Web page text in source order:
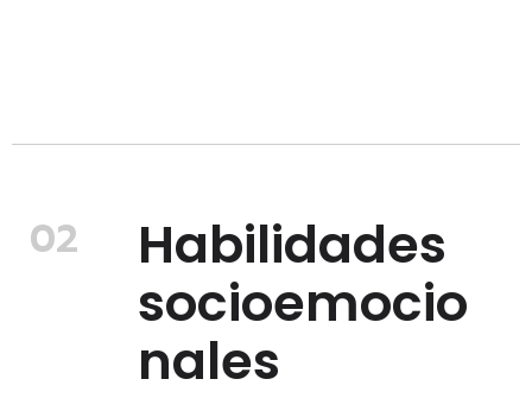
02
Habilidades
socioemocio
nales